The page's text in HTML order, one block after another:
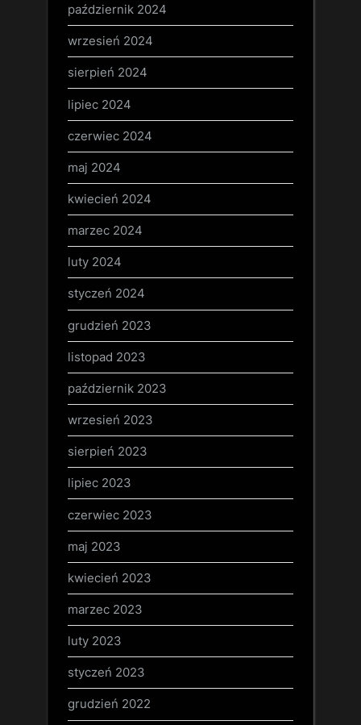
październik 2024
wrzesień 2024
sierpień 2024
lipiec 2024
czerwiec 2024
maj 2024
kwiecień 2024
marzec 2024
luty 2024
styczeń 2024
grudzień 2023
listopad 2023
październik 2023
wrzesień 2023
sierpień 2023
lipiec 2023
czerwiec 2023
maj 2023
kwiecień 2023
marzec 2023
luty 2023
styczeń 2023
grudzień 2022